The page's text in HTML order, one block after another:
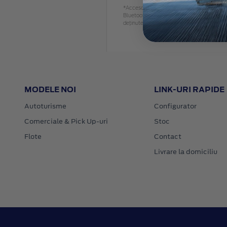
*Accesoriile identificate sunt accesorii
Bluetooth SIG, Inc. și orice utilizare a unor
deținute de respectivii proprietari
MODELE NOI
Autoturisme
Comerciale & Pick Up-uri
Flote
LINK-URI RAPIDE
Configurator
Stoc
Contact
Livrare la domiciliu